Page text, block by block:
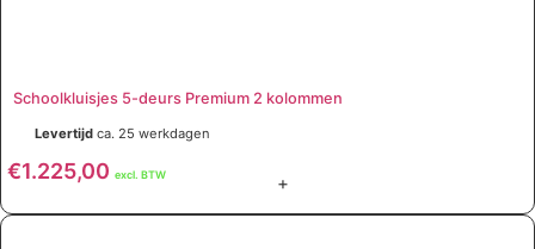
Schoolkluisjes 5-deurs Premium 2 kolommen
Levertijdca. 25 werkdagen
€1.225,00 excl. BTW +